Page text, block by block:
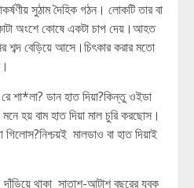
সুঠাম দৈহিক গঠন। লোকটি তার বা
অংশে কোষে একটা চাপ দেয়।আহত
শব্দ বেড়িয়ে আসে।চিৎকার করার মতো
শা*লা? ডান হাত দিয়া?কিন্তু ওইডা
হয় বাম হাত দিয়া মাল চুরি করছোস।
গিলোস?নিশ্চয়ই মালডাও বা হাত দিয়াই
থাকা সাতাশ-আটাশ বছরের যুবক